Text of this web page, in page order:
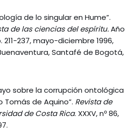
de lo singular en Hume”.
de las ciencias del espíritu.Año
211-237, mayo-diciembre 1996,
Santafé de Bogotá,
sobre la corrupción ontológica
de Aquino”. Revista de
de Costa Rica. XXXV, nº 86,